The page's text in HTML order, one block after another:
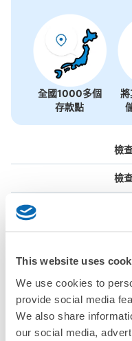
This website uses
We use cookies to
provide social media
We also share
our social media,
全國1000多個
存款點
將
檢
事
指
檢
全國有
北起北海道，南至沖繩
最長邊未滿
等）